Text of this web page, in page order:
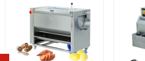
Tuy nhiên, từ khi máy trộn bột đánh
giải quyết tất cả hạn chế trên bằng